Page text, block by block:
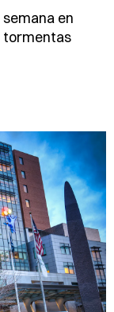
en
tormentas